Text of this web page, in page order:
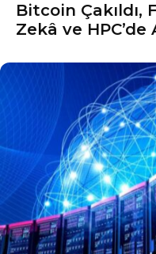
Bitcoin Çakıldı,
Zekâ ve HPC’de